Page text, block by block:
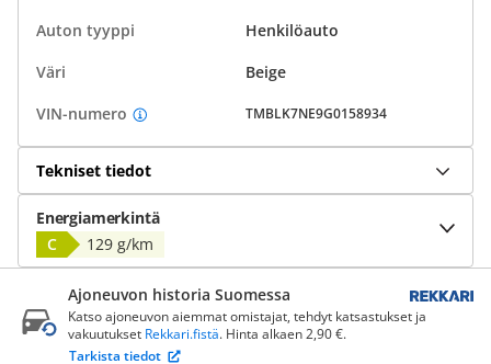
Auton tyyppi
Henkilöauto
Väri
Beige
VIN-numero
TMBLK7NE9G0158934
Tekniset tiedot
Energiamerkintä
C
129 g/km
Ajoneuvon historia Suomessa
Katso ajoneuvon aiemmat omistajat, tehdyt katsastukset ja
vakuutukset Rekkari.fistä. Hinta alkaen 2,90 €.
Tarkista tiedot